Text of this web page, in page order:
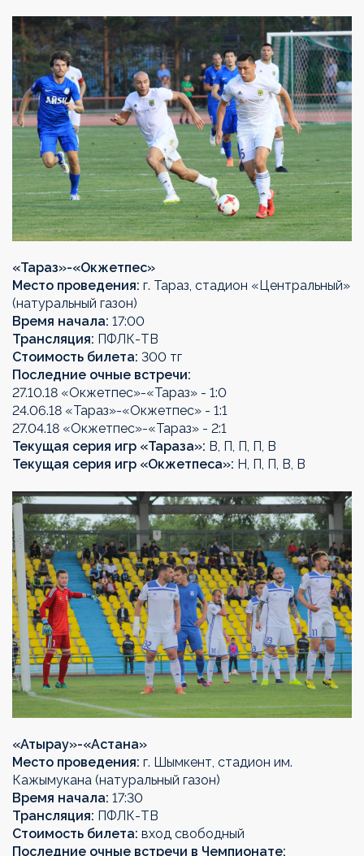
«Тараз»-«Окжетпес»
Место проведения: г. Тараз, стадион «Центральный»
(натуральный газон)
Время начала: 17:00
Трансляция: ПФЛК-ТВ
Стоимость билета: 300 тг
Последние очные встречи:
27.10.18 «Окжетпес»-«Тараз» - 1:0
24.06.18 «Тараз»-«Окжетпес» - 1:1
27.04.18 «Окжетпес»-«Тараз» - 2:1
Текущая серия игр «Тараза»: В, П, П, П, В
Текущая серия игр «Окжетпеса»: Н, П, П, В, В
«Атырау»-«Астана»
Место проведения: г. Шымкент, стадион им.
Кажымукана (натуральный газон)
Время начала: 17:30
Трансляция: ПФЛК-ТВ
Стоимость билета: вход свободный
Последние очные встречи в Чемпионате: